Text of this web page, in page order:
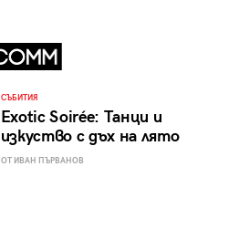
СЪБИТИЯ
Exotic Soirée: Танци и
изкуство с дъх на лято
ОТ ИВАН ПЪРВАНОВ